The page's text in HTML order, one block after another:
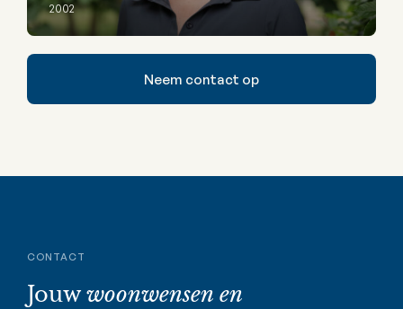
2002
Neem contact op
CONTACT
Jouwwoonwensen en